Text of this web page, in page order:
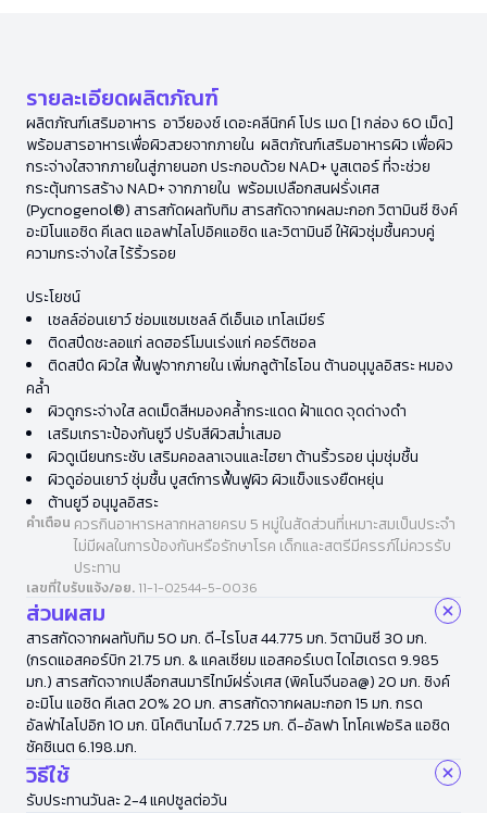
รายละเอียดผลิตภัณฑ์
ผลิตภัณฑ์เสริมอาหาร อาวียองซ์ เดอะคลีนิกค์ โปร เมด [1 กล่อง 60 เม็ด]
พร้อมสารอาหารเพื่อผิวสวยจากภายใน ผลิตภัณฑ์เสริมอาหารผิว เพื่อผิว
กระจ่างใสจากภายในสู่ภายนอก ประกอบด้วย NAD+ บูสเตอร์ ที่จะช่วย
กระตุ้นการสร้าง NAD+ จากภายใน พร้อมเปลือกสนฝรั่งเศส
(Pycnogenol®) สารสกัดผลทับทิม สารสกัดจากผลมะกอก วิตามินซี ซิงค์
อะมิโนแอซิด คีเลต แอลฟาไลโปอิคแอซิด และวิตามินอี ให้ผิวชุ่มชื้นควบคู่
ความกระจ่างใส ไร้ริ้วรอย
ประโยชน์
เซลล์อ่อนเยาว์ ซ่อมแซมเซลล์ ดีเอ็นเอ เทโลเมียร์
ติดสปีดชะลอแก่ ลดฮอร์โมนเร่งแก่ คอร์ติซอล
ติดสปีด ผิวใส ฟื้นฟูจากภายใน เพิ่มกลูต้าไธโอน ต้านอนุมูลอิสระ หมอง
คล้ำ
ผิวดูกระจ่างใส ลดเม็ดสีหมองคล้ำกระแดด ฝ้าแดด จุดด่างดำ
เสริมเกราะป้องกันยูวี ปรับสีผิวสม่ำเสมอ
ผิวดูเนียนกระชับ เสริมคอลลาเจนและไฮยา ต้านริ้วรอย นุ่มชุ่มชื้น
ผิวดูอ่อนเยาว์ ชุ่มชื้น บูสต์การฟื้นฟูผิว ผิวแข็งแรงยืดหยุ่น
ต้านยูวี อนุมูลอิสระ
คำเตือน ควรกินอาหารหลากหลายครบ 5 หมู่ในสัดส่วนที่เหมาะสมเป็นประจำ
ไม่มีผลในการป้องกันหรือรักษาโรค เด็กและสตรีมีครรภ์ไม่ควรรับ
ประทาน
เลขที่ใบรับแจ้ง/อย. 11-1-02544-5-0036
ส่วนผสม
สารสกัดจากผลทับทิม 50 มก. ดี-ไรโบส 44.775 มก. วิตามินซี 30 มก.
(กรดแอสคอร์บิก 21.75 มก. & แคลเซียม แอสคอร์เบต ไดไฮเดรต 9.985
มก.) สารสกัดจากเปลือกสนมาริไทม์ฝรั่งเศส (พิคโนจีนอล@) 20 มก. ซิงค์
อะมิโน แอซิด คีเลต 20% 20 มก. สารสกัดจากผลมะกอก 15 มก. กรด
อัลฟ่าไลโปอิก 10 มก. นิโคตินาไมด์ 7.725 มก. ดี-อัลฟา โทโคเฟอริล แอซิด
ซัคซิเนต 6.198.มก.
วิธีใช้
รับประทานวันละ 2-4 แคปซูลต่อวัน